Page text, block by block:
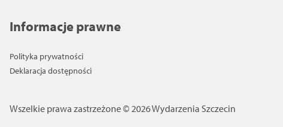
Informacje prawne
Polityka prywatności
Deklaracja dostępności
Wszelkie prawa zastrzeżone © 2026 Wydarzenia Szczecin